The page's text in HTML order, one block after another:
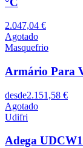
2.047,04 €
Agotado
Masquefrio
Armário Para
desde2.151,58 €
Agotado
Udifri
Adega